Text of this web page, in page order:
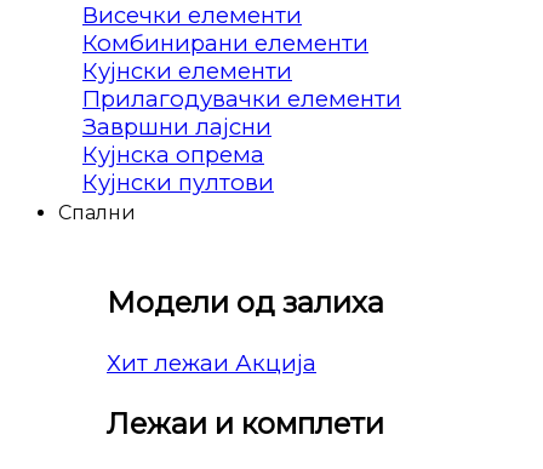
Висечки елементи
Комбинирани елементи
Кујнски елементи
Прилагодувачки елементи
Завршни лајсни
Кујнска опрема
Кујнски пултови
Спални
Модели од залиха
Хит лежаи
Лежаи и комплети